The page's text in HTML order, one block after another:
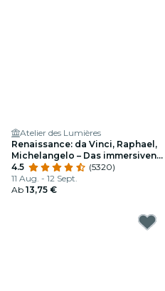
Atelier des Lumières
Renaissance: da Vinci, Raphael,
Michelangelo – Das immersiven
Erlebnis im Atelier des Lumières
4.5
(5320)
11 Aug. - 12 Sept.
Ab 13,75 €